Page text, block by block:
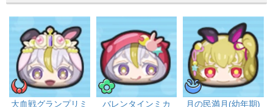
イサマシ
大血戦グランプリミ
バレンタインミカ 月の民満月(幼年期)